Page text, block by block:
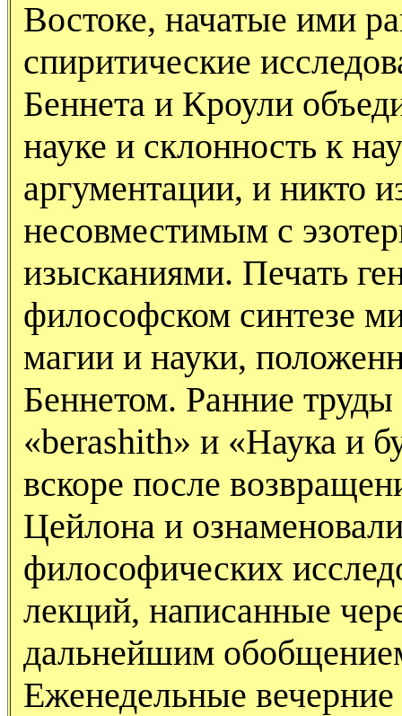
Востоке, начатые ими
спиритические
Беннета и Кроули
науке и склонность к
аргументации, и никто
несовместимым с
изысканиями. Печать
философском синтезе
магии и науки,
Беннетом. Ранние
«berashith» и «Наука и
вскоре после
Цейлона и
философических
лекций, написанные
дальнейшим
Еженедельные